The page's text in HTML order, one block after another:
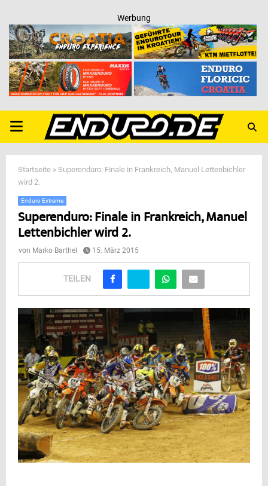
Werbung
PRIMARY
MENU
Startseite » Superenduro: Finale in Frankreich, Manuel Lettenbichler
wird 2.
Enduro Extreme
Superenduro: Finale in Frankreich, Manuel
Lettenbichler wird 2.
von Marko Barthel 15. März 2015
TEILEN